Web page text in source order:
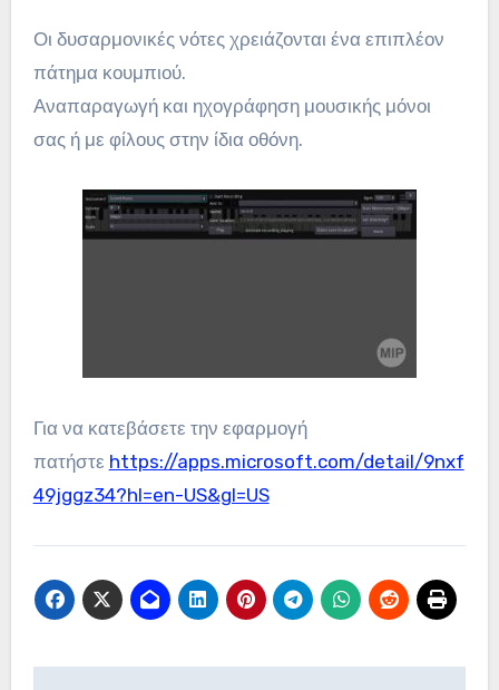
Οι δυσαρμονικές νότες χρειάζονται ένα επιπλέον
πάτημα κουμπιού.
Αναπαραγωγή και ηχογράφηση μουσικής μόνοι
σας ή με φίλους στην ίδια οθόνη.
Για να κατεβάσετε την εφαρμογή
πατήστε https://apps.microsoft.com/detail/9nxf
49jggz34?hl=en-US&gl=US